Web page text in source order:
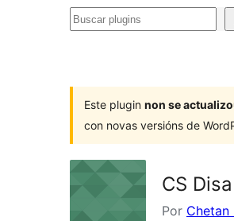
Buscar
Este plugin non se
con novas versións de
CS
Por Chetan